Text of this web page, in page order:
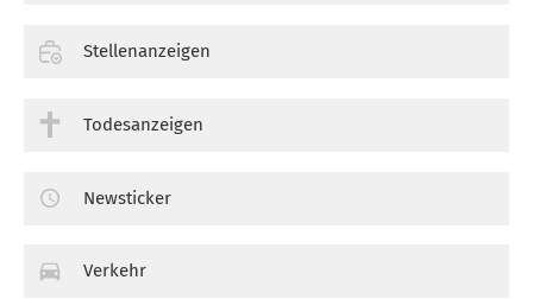
Stellenanzeigen
Todesanzeigen
Newsticker
Verkehr